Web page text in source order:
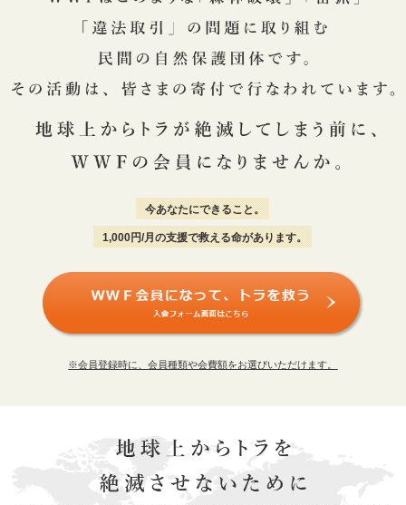
今あなたにできること。
1,000円/月の支援で救える命があります。
※会員登録時に、会員種類や会費額をお選びいただけます。